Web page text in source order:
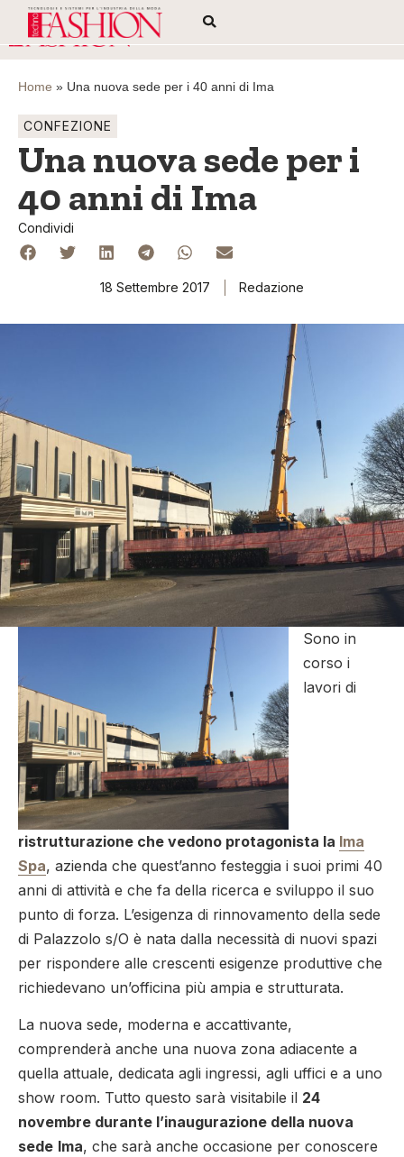
Home » Una nuova sede per i 40 anni di Ima
CONFEZIONE
Una nuova sede per i
40 anni di Ima
Condividi
18 Settembre 2017 Redazione
Sono in
corso i
lavori di
ristrutturazione che vedono protagonista la Ima
Spa, azienda che quest’anno festeggia i suoi primi 40
anni di attività e che fa della ricerca e sviluppo il suo
punto di forza. L’esigenza di rinnovamento della sede
di Palazzolo s/O è nata dalla necessità di nuovi spazi
per rispondere alle crescenti esigenze produttive che
richiedevano un’officina più ampia e strutturata.
La nuova sede, moderna e accattivante,
comprenderà anche una nuova zona adiacente a
quella attuale, dedicata agli ingressi, agli uffici e a uno
show room. Tutto questo sarà visitabile il 24
novembre durante l’inaugurazione della nuova
sede Ima, che sarà anche occasione per conoscere